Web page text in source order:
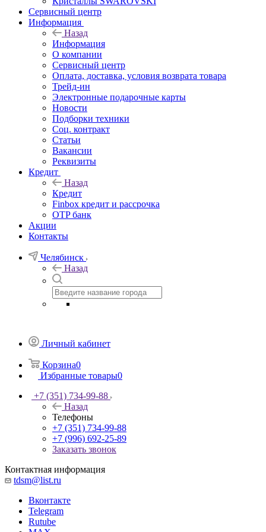
Сервисный центр
Информация
Назад
Информация
О компании
Сервисный центр
Оплата, доставка, условия возврата товара
Трейд-ин
Электронные подарочные карты
Новости
Подборки техники
Соц. контракт
Статьи
Вакансии
Реквизиты
Кредит
Назад
Кредит
Finbox кредит и рассрочка
OTP банк
Акции
Контакты
Челябинск
Назад
Личный кабинет
Корзина0
Избранные товары0
+7 (351) 734-99-88
Назад
Телефоны
+7 (351) 734-99-88
+7 (996) 692-25-89
Заказать звонок
Контактная информация
tdsm@list.ru
Вконтакте
Telegram
Rutube